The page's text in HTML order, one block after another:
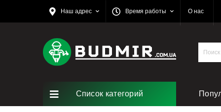
Наш адрес Время работы О нас
Список категорий